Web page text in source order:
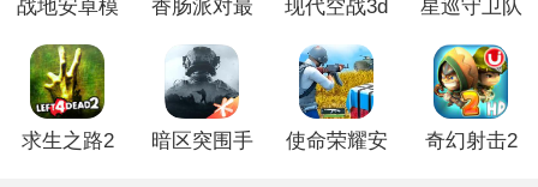
战地安卓模
香肠派对最
现代空战3d
星巡守卫队
求生之路2
暗区突围手
使命荣耀安
奇幻射击2